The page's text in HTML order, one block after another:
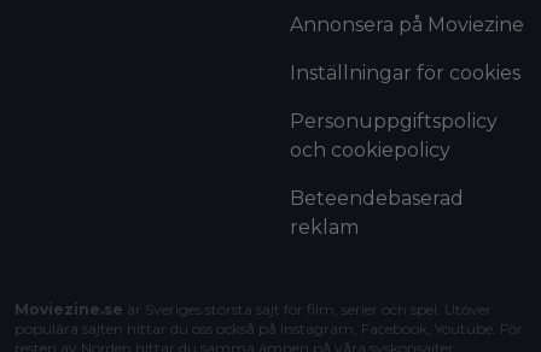
Annonsera på Moviezine
Inställningar för cookies
Personuppgiftspolicy
och cookiepolicy
Beteendebaserad
reklam
Moviezine.se är Sveriges största sajt för film, serier och spel. Utöver
populära sajten hittar du oss också på Instagram, Facebook, Youtube. För
resten av Norden hittar du samma ämnen på våra syskonsajter